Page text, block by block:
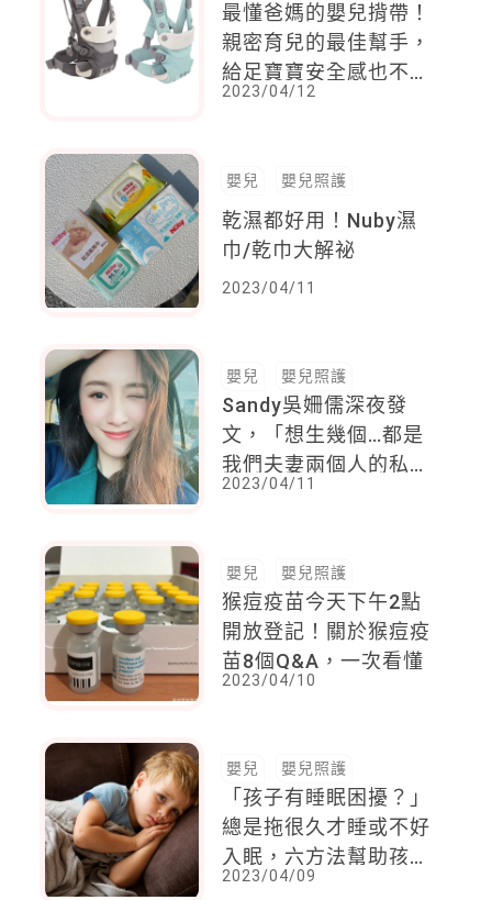
最懂爸媽的嬰兒揹帶！
親密育兒的最佳幫手，
給足寶寶安全感也不怕
腰酸背痛！
2023/04/12
嬰兒 嬰兒照護
乾濕都好用！Nuby濕
巾/乾巾大解祕
2023/04/11
嬰兒 嬰兒照護
Sandy吳姍儒深夜發
文，「想生幾個…都是
我們夫妻兩個人的私事
耶」，坐月子期間期許
2023/04/11
嬰兒 嬰兒照護
猴痘疫苗今天下午2點
開放登記！關於猴痘疫
苗8個Q&A，一次看懂
2023/04/10
嬰兒 嬰兒照護
「孩子有睡眠困擾？」
總是拖很久才睡或不好
入眠，六方法幫助孩子
更好入睡
2023/04/09